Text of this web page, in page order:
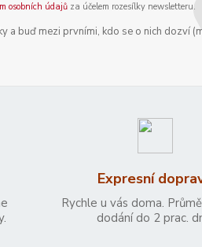
osobních údajůza účelem rozesílky newsletteru.
a buď mezi prvními, kdo se o nich dozví
Expresní
Rychle u vás doma.
dodání do 2 prac.